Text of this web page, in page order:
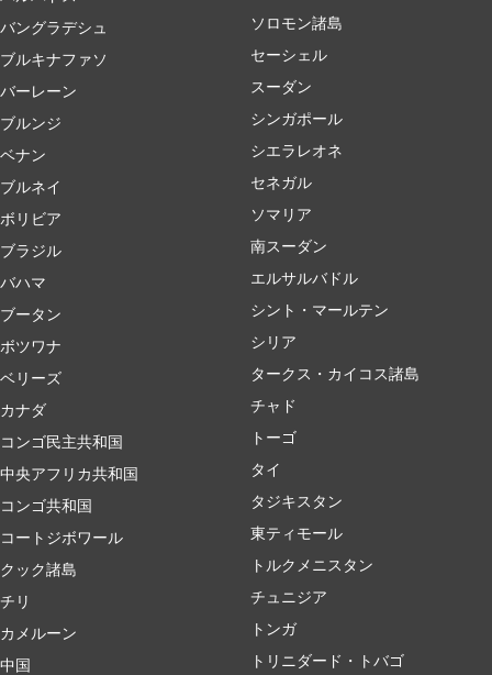
バングラデシュ
ブルキナファソ
バーレーン
ブルンジ
ベナン
ブルネイ
ボリビア
ブラジル
バハマ
ブータン
ボツワナ
ベリーズ
カナダ
コンゴ民主共和国
中央アフリカ共和国
コンゴ共和国
コートジボワール
クック諸島
チリ
カメルーン
中国
ソロモン諸島
セーシェル
スーダン
シンガポール
シエラレオネ
セネガル
ソマリア
南スーダン
エルサルバドル
シント・マールテン
シリア
タークス・カイコス諸島
チャド
トーゴ
タイ
タジキスタン
東ティモール
トルクメニスタン
チュニジア
トンガ
トリニダード・トバゴ